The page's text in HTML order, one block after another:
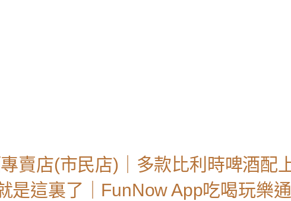
賣店(市民店)｜多款比利時啤酒配
是這裏了｜FunNow App吃喝玩樂通